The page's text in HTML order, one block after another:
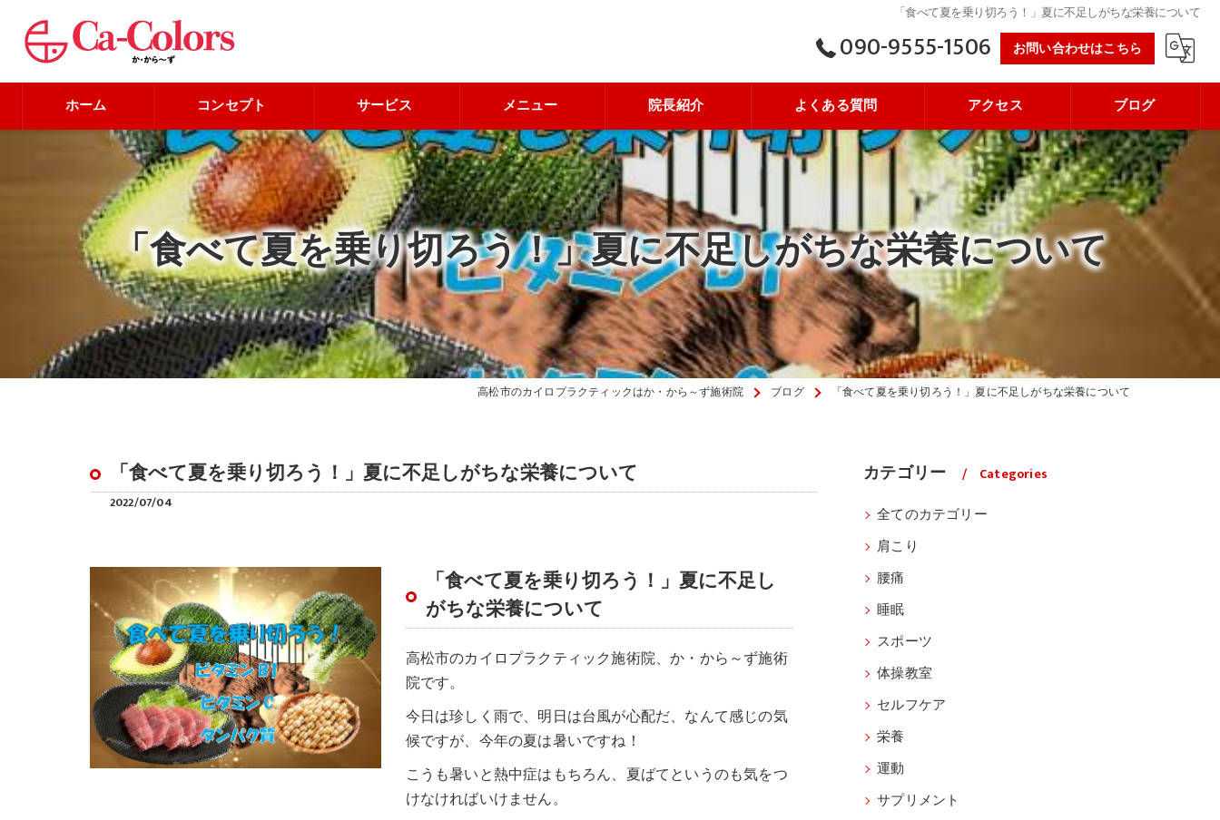
「食べて夏を乗り切ろう！」夏に不足しがちな栄養について
090-9555-1506 お問い合わせはこちら
ホーム コンセプト サービス メニュー 院長紹介 よくある質問 アクセス ブログ
「食べて夏を乗り切ろう！」夏に不足しがちな栄養について
高松市のカイロプラクティックはか・から～ず施術院 ブログ 「食べて夏を乗り切ろう！」夏に不足しがちな栄養について
「食べて夏を乗り切ろう！」夏に不足しがちな栄養について
2022/07/04
「食べて夏を乗り切ろう！」夏に不足し
がちな栄養について
高松市のカイロプラクティック施術院、か・から～ず施術
院です。
今日は珍しく雨で、明日は台風が心配だ、なんて感じの気
候ですが、今年の夏は暑いですね！
こうも暑いと熱中症はもちろん、夏ばてというのも気をつ
けなければいけません。
カテゴリー Categories
全てのカテゴリー
肩こり
腰痛
睡眠
スポーツ
体操教室
セルフケア
栄養
運動
サプリメント